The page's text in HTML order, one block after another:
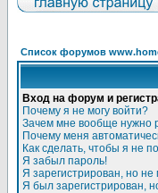
Список форумов
Вход на форум и
Почему я не могу войти?
Зачем мне вообще нужно
Почему меня
Как сделать, чтобы я не
Я забыл пароль!
Я зарегистрирован, но не
Я был зарегистрирован,